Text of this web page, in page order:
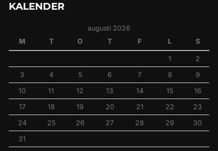
KALENDER
augusti 2026
M
T O T F L S
1
2
3
4 5 6 7 8
9
10
11 12 13 14 15
16
17
18 19 20 21 22
23
24
25 26 27 28 29
30
31